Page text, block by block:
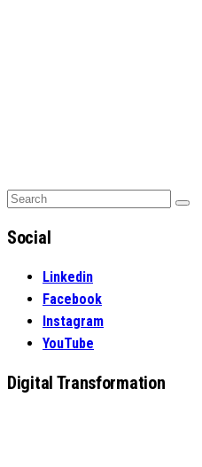
Search
Social
Linkedin
Facebook
Instagram
YouTube
Digital Transformation